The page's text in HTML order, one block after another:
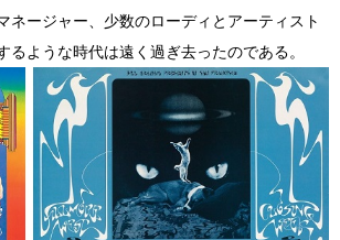
ネージャー、少数のローディとアーティスト
るような時代は遠く過ぎ去ったのである。